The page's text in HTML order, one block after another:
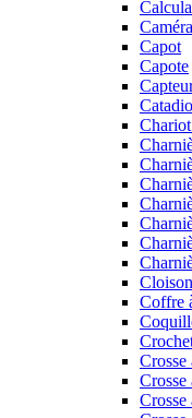
Capot
Capote
Coffre
Crosse
Crosse